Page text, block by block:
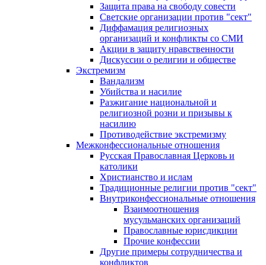
Защита права на свободу совести
Светские организации против "сект"
Диффамация религиозных
организаций и конфликты со СМИ
Акции в защиту нравственности
Дискуссии о религии и обществе
Экстремизм
Вандализм
Убийства и насилие
Разжигание национальной и
религиозной розни и призывы к
насилию
Противодействие экстремизму
Межконфессиональные отношения
Русская Православная Церковь и
католики
Христианство и ислам
Традиционные религии против "сект"
Внутриконфессиональные отношения
Взаимоотношения
мусульманских организаций
Православные юрисдикции
Прочие конфессии
Другие примеры сотрудничества и
конфликтов